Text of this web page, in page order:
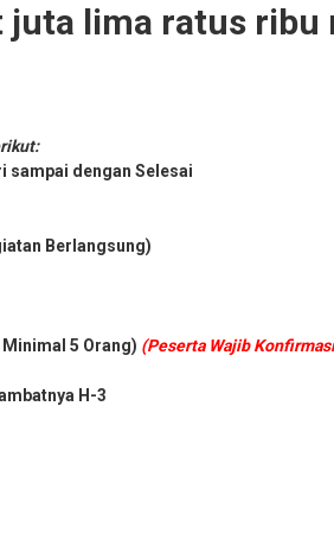
juta lima ratus
sampai dengan Selesai
Berlangsung)
5 Orang) (Peserta Wajib
H-3